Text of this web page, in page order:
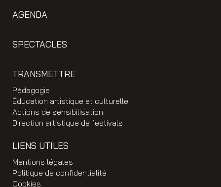
AGENDA
SPECTACLES
TRANSMETTRE
Pédagogie
Éducation artistique et culturelle
Actions de sensibilisation
Direction artistique de festivals
LIENS UTILES
Mentions légales
Politique de confidentialité
Cookies